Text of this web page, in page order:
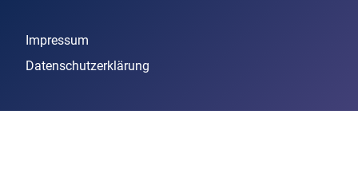
Impressum
Datenschutzerklärung